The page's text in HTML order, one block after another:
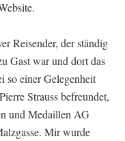
Reisender, der ständig
Gast war und dort das
so einer Gelegenheit
Strauss befreundet,
und Medaillen AG
Mir wurde